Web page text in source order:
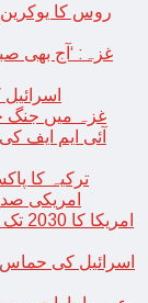
روس کا
غزہ: ‘آج بھی
غزہ میں جنگ
آئی ایم ایف
ترکیہ کا
امریکی